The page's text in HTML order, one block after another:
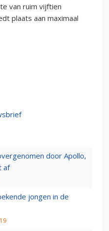
van ruim vijftien
plaats aan maximaal
door Apollo,
af
jongen in de